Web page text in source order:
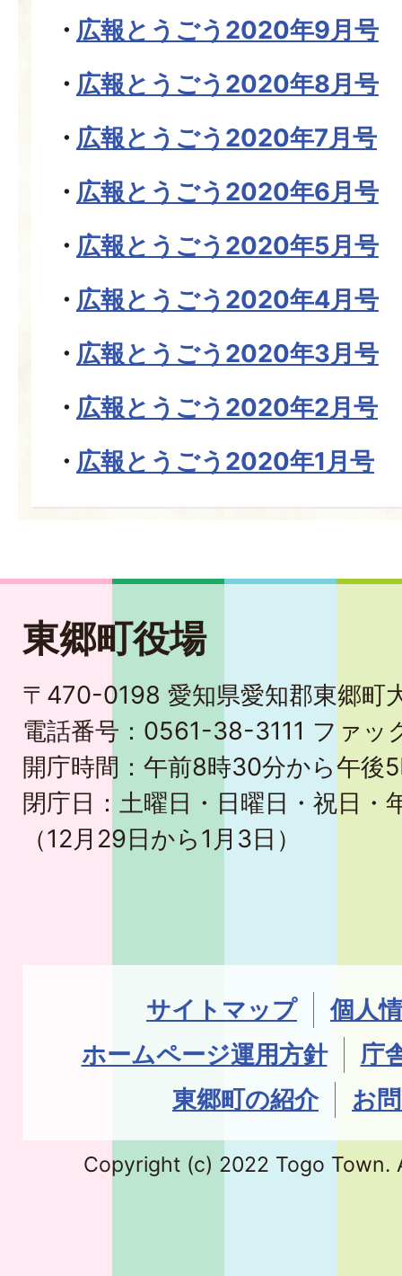
広報とうごう2020年9月号
広報とうごう2020年8月号
広報とうごう2020年7月号
広報とうごう2020年6月号
広報とうごう2020年5月号
広報とうごう2020年4月号
広報とうごう2020年3月号
広報とうごう2020年2月号
広報とうごう2020年1月号
東郷町役場
〒470-0198 愛知県愛知郡東郷町
電話番号：0561-38-3111 ファ
開庁時間：午前8時30分から午後
閉庁日：土曜日・日曜日・祝日・
（12月29日から1月3日）
サイトマップ
個人
ホームページ運用方針
庁
東郷町の紹介
お
Copyright (c) 2022 Togo Town.